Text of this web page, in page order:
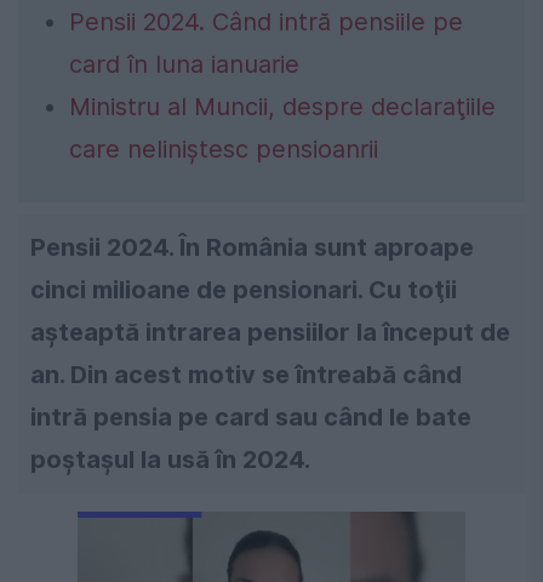
Pensii 2024. Când intră pensiile pe
card în luna ianuarie
Ministru al Muncii, despre declaraţiile
care neliniştesc pensioanrii
Pensii 2024. În România sunt aproape
cinci milioane de pensionari. Cu toţii
aşteaptă intrarea pensiilor la început de
an. Din acest motiv se întreabă când
intră pensia pe card sau când le bate
poştaşul la usă în 2024.